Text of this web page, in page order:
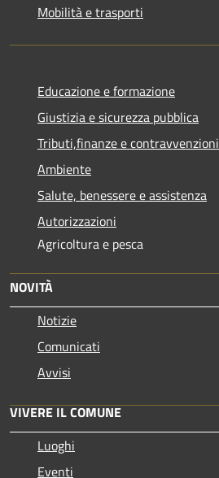
Mobilità e trasporti
Educazione e formazione
Giustizia e sicurezza pubblica
Tributi,finanze e contravvenzioni
Ambiente
Salute, benessere e assistenza
Autorizzazioni
Agricoltura e pesca
NOVITÀ
Notizie
Comunicati
Avvisi
VIVERE IL COMUNE
Luoghi
Eventi